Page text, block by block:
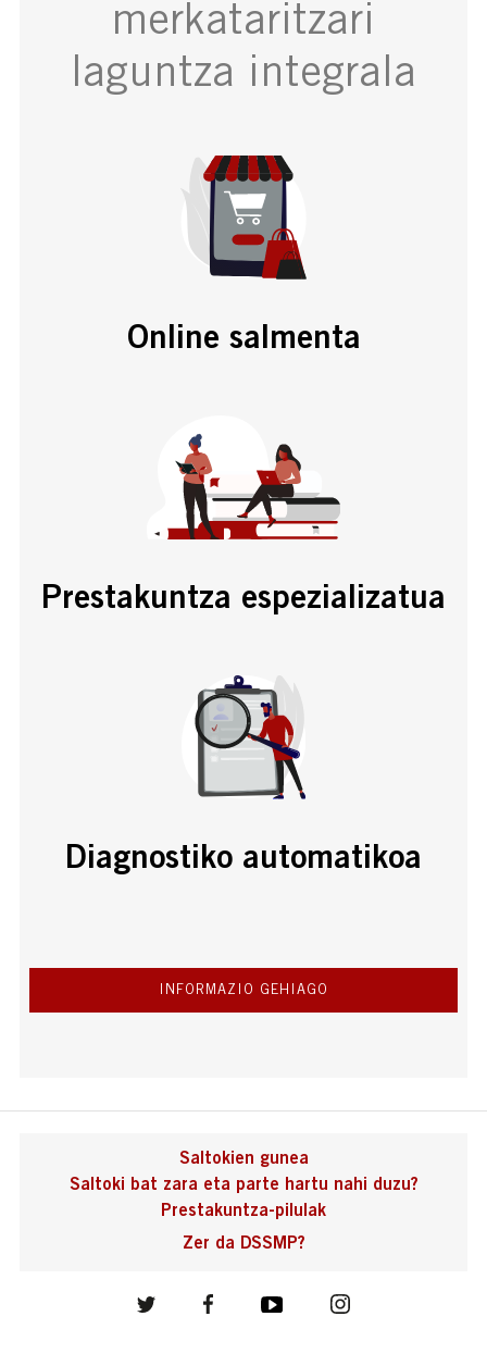
merkataritzari
laguntza integrala
Online salmenta
Prestakuntza espezializatua
Diagnostiko automatikoa
INFORMAZIO GEHIAGO
Zer da DSSMP?
Saltokien gunea
Saltoki bat zara eta parte hartu nahi duzu?
Prestakuntza-pilulak